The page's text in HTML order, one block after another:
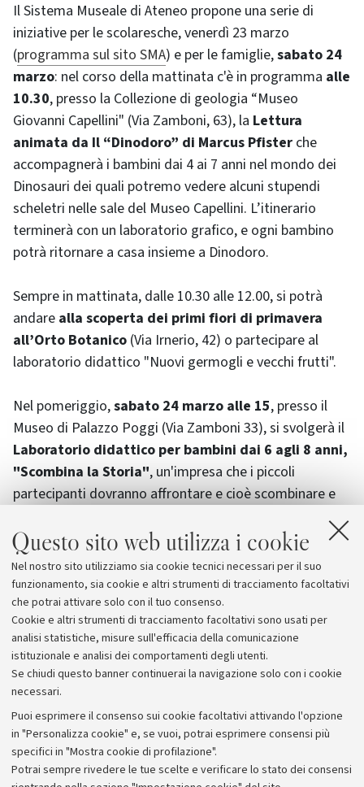
Questo sito web utilizza i cookie
Nel nostro sito utilizziamo sia cookie tecnici necessari per il suo
funzionamento, sia cookie e altri strumenti di tracciamento facoltativi
che potrai attivare solo con il tuo consenso.
Cookie e altri strumenti di tracciamento facoltativi sono usati per
analisi statistiche, misure sull'efficacia della comunicazione
istituzionale e analisi dei comportamenti degli utenti.
Se chiudi questo banner continuerai la navigazione solo con i cookie
necessari.
Puoi esprimere il consenso sui cookie facoltativi attivando l'opzione
in "Personalizza cookie" e, se vuoi, potrai esprimere consensi più
specifici in "Mostra cookie di profilazione".
Potrai sempre rivedere le tue scelte e verificare lo stato dei consensi
Il Sistema Museale di Ateneo propone una serie di
iniziative per le scolaresche, venerdì 23 marzo
(programma sul sito SMA) e per le famiglie,sabato 24
marzo: nel corso della mattinata c'è in programma alle
10.30, presso la Collezione di geologia “Museo
Giovanni Capellini" (Via Zamboni, 63), la Lettura
animata da Il “Dinodoro” di Marcus Pfister che
accompagnerà i bambini dai 4 ai 7 anni nel mondo dei
Dinosauri dei quali potremo vedere alcuni stupendi
scheletri nelle sale del Museo Capellini. L’itinerario
terminerà con un laboratorio grafico, e ogni bambino
potrà ritornare a casa insieme a Dinodoro.
Sempre in mattinata, dalle 10.30 alle 12.00, si potrà
andare alla scoperta dei primi fiori di primavera
all’Orto Botanico (Via Irnerio, 42) o partecipare al
laboratorio didattico "Nuovi germogli e vecchi frutti".
Nel pomeriggio,sabato 24 marzo alle 15, presso il
Museo di Palazzo Poggi (Via Zamboni 33), si svolgerà il
Laboratorio didattico per bambini dai 6 agli 8 anni,
"Scombina la Storia", un'impresa che i piccoli
partecipanti dovranno affrontare e cioè scombinare e
ricombinare gli antichi dipinti che decorano le pareti del
Museo di Palazzo Poggi.
Tutti i dettagli, info e prenotazioni sulsito del Sistema
Museale di Ateneo
Archivio
Comunicati stampa
Redazione